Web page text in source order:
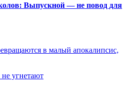
Выпускной — не повод для
в малый апокалипсис,